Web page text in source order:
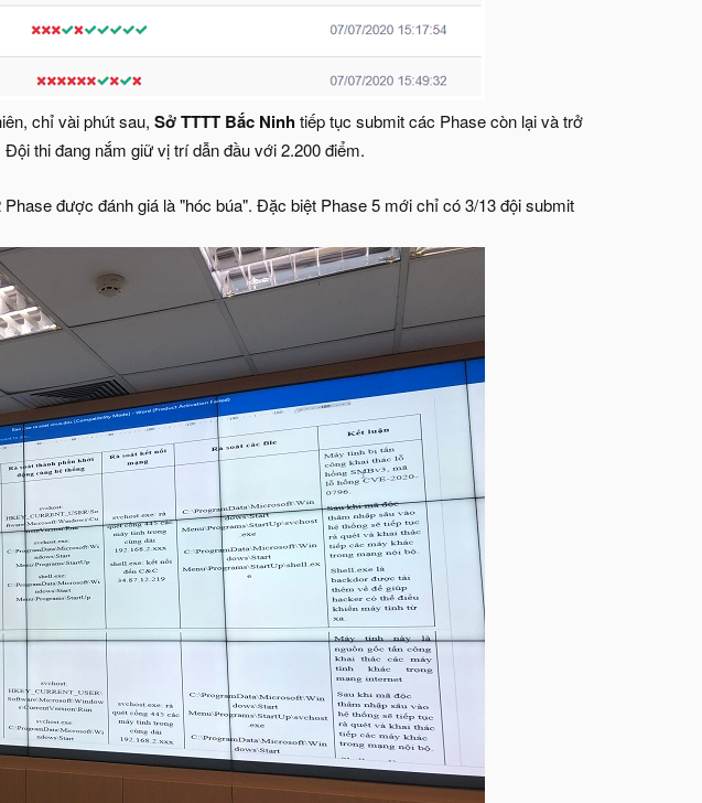
chỉ vài phút sau, Sở TTTT Bắc Ninhtiếp tục submit các Phase còn lại và trở
thi đang nắm giữ vị trí dẫn đầu với 2.200 điểm.
được đánh giá là "hóc búa". Đặc biệt Phase 5 mới chỉ có 3/13 đội submit